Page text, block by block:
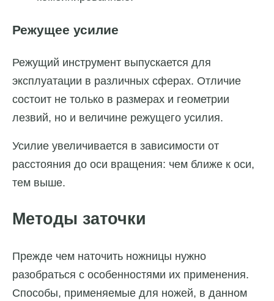
Режущее усилие
Режущий инструмент выпускается для
эксплуатации в различных сферах. Отличие
состоит не только в размерах и геометрии
лезвий, но и величине режущего усилия.
Усилие увеличивается в зависимости от
расстояния до оси вращения: чем ближе к оси,
тем выше.
Методы заточки
Прежде чем наточить ножницы нужно
разобраться с особенностями их применения.
Способы, применяемые для ножей, в данном